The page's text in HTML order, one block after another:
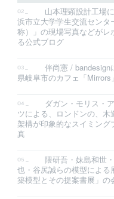
山本理顕設計工場
浜市立大学学生交流センタ
称）」の現場写真などがレ
る公式ブログ
伴尚憲 / bandesign
県岐阜市のカフェ「Mirrors」
ダガン・モリス・
ツによる、ロンドンの、木
架構が印象的なスイミング
真
隈研吾・妹島和世
也・谷尻誠らの模型による
築模型とその提案書展」の